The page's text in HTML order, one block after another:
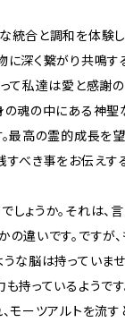
統合と調和を体験
に深く繋がり共鳴
って私達は愛と感謝
の魂の中にある神
。最高の霊的成長を
すべき事をお伝えす
ょうか。それは、
違いです。ですが
な脳は持っていま
も持っているようで
モーツアルトを流